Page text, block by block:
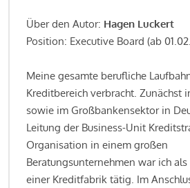
Über den Autor: Hagen Luckert
Position: Executive Board (ab
Meine gesamte berufliche
Kreditbereich verbracht. Zunächst
sowie im Großbankensektor in
Leitung der Business-Unit
Organisation in einem großen
Beratungsunternehmen war ich
einer Kreditfabrik tätig. Im